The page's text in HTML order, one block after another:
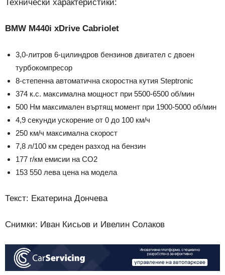
Технически характеристики:
BMW M440i xDrive Cabriolet
3,0-литров 6-цилиндров бензинов двигател с двоен
турбокомпресор
8-степенна автоматична скоростна кутия Steptronic
374 к.с. максимална мощност при 5500-6500 об/мин
500 Нм максимален въртящ момент при 1900-5000 об/мин
4,9 секунди ускорение от 0 до 100 км/ч
250 км/ч максимална скорост
7,8 л/100 км среден разход на бензин
177 г/км емисии на СО2
153 550 лева цена на модела
Текст: Екатерина Дончева
Снимки: Иван Кисьов и Ивелин Солаков